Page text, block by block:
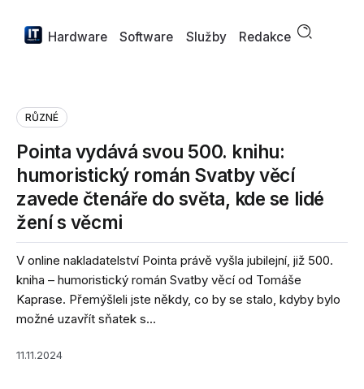
Hardware Software Služby Redakce
RŮZNÉ
Pointa vydává svou 500. knihu:
humoristický román Svatby věcí
zavede čtenáře do světa, kde se lidé
žení s věcmi
V online nakladatelství Pointa právě vyšla jubilejní, již 500.
kniha – humoristický román Svatby věcí od Tomáše
Kaprase. Přemýšleli jste někdy, co by se stalo, kdyby bylo
možné uzavřít sňatek s...
11.11.2024